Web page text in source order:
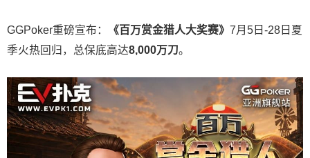
GGPoker重磅宣布： 《百万赏金猎人大奖赛》 7月5日-28日夏
季火热回归，总保底高达8,000万刀。